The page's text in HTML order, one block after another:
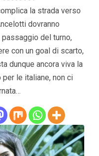
la strada verso
dovranno
del turno,
con un goal di scarto,
dunque ancora viva la
le italiane, non ci